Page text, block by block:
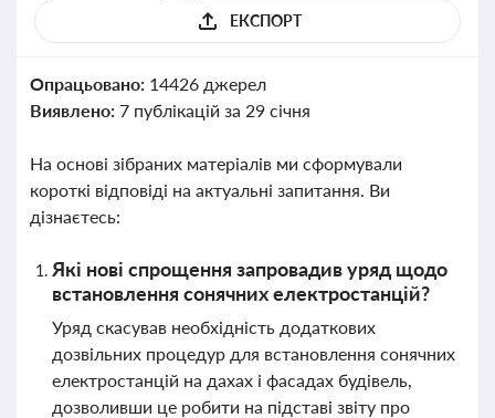
ЕКСПОРТ
Опрацьовано: 14426 джерел
Виявлено: 7 публікацій за 29 січня
На основі зібраних матеріалів ми сформували
короткі відповіді на актуальні запитання. Ви
дізнаєтесь:
Які нові спрощення запровадив уряд щодо
встановлення сонячних електростанцій?
Уряд скасував необхідність додаткових
дозвільних процедур для встановлення сонячних
електростанцій на дахах і фасадах будівель,
дозволивши це робити на підставі звіту про